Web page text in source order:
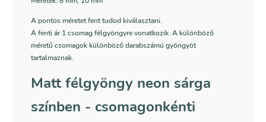
A pontos méretet fent tudod kiválasztani.
A fenti ár 1 csomag félgyöngyre vonatkozik. A különböző
méretű csomagok különböző darabszámú gyöngyöt
tartalmaznak.
Matt félgyöngy neon sárga
színben - csomagonkénti